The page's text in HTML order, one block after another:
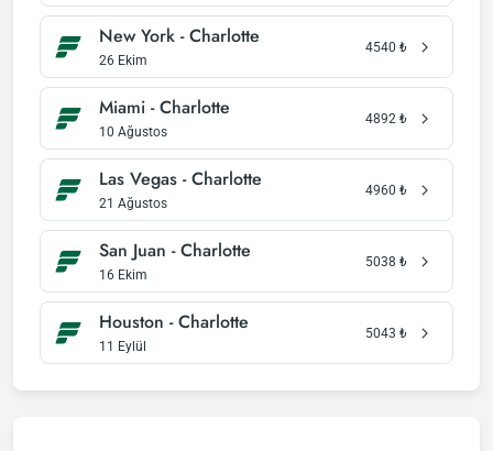
New York - Charlotte
26 Ekim
4540 ₺
Miami - Charlotte
10 Ağustos
4892 ₺
Las Vegas - Charlotte
21 Ağustos
4960 ₺
San Juan - Charlotte
16 Ekim
5038 ₺
Houston - Charlotte
11 Eylül
5043 ₺